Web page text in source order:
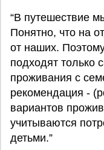
“В путешествие
Понятно, что на
от наших.
подходят только
проживания с
рекомендация -
вариантов
учитываются
детьми.”